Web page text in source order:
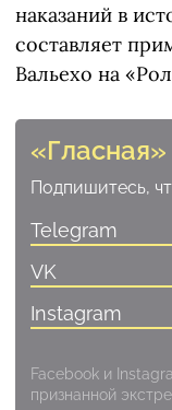
наказаний в
составляет
Вальехо на
«Гласная»
Подпишитесь,
Telegram
VK
Instagram
Facebook и
признанной